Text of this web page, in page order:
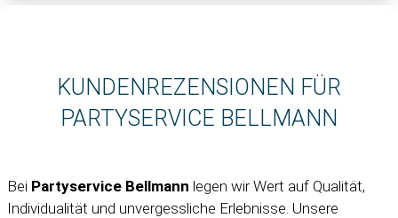
KUNDENREZENSIONEN FÜR
PARTYSERVICE BELLMANN
Bei Partyservice Bellmann legen wir Wert auf Qualität,
Individualität und unvergessliche Erlebnisse. Unsere